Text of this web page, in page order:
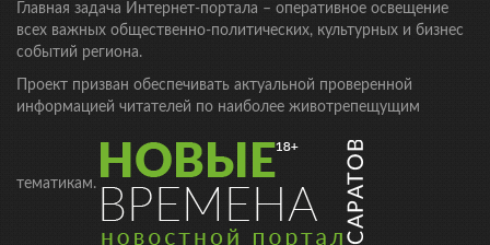
Главная задача Интернет-портала – оперативное освещение
всех важных общественно-политических, культурных и бизнес
событий региона.
Проект призван обеспечивать актуальной проверенной
информацией читателей по наиболее животрепещущим
тематикам.